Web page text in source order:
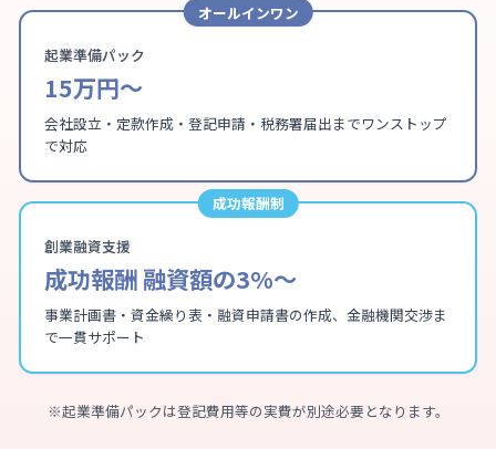
オールインワン
起業準備パック
15万円〜
会社設立・定款作成・登記申請・税務署届出までワンストップ
で対応
成功報酬制
創業融資支援
成功報酬 融資額の3%〜
事業計画書・資金繰り表・融資申請書の作成、金融機関交渉ま
で一貫サポート
※起業準備パックは登記費用等の実費が別途必要となります。